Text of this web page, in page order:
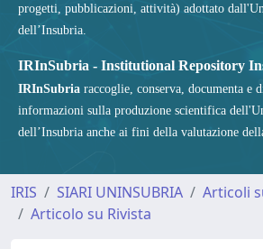
progetti, pubblicazioni, attività) adottato
dell’Insubria.
IRInSubria - Institutional Repository
IRInSubria raccoglie, conserva, documenta e
informazioni sulla produzione scientifica
dell’Insubria anche ai fini della valutazione
IRIS SIARI UNINSUBRIA
Articoli
Articolo su Rivista